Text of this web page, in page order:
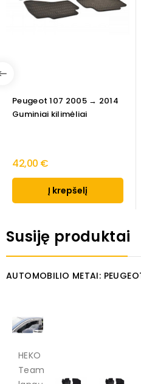
Peugeot 107 2005 → 2014
Guminiai kilimėliai
42,00 €
Į krepšelį
Susiję produktai
AUTOMOBILIO METAI:
HEKO
Team